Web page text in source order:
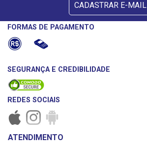
CADASTRAR E-MAIL
FORMAS DE PAGAMENTO
SEGURANÇA E CREDIBILIDADE
REDES SOCIAIS
PAGAMENTO
ATENDIMENTO